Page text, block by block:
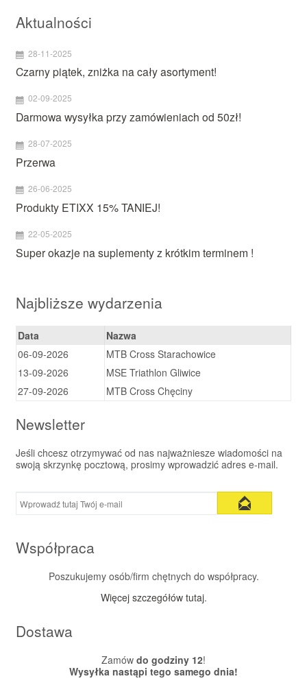
Aktualności
28-11-2025
Czarny piątek, zniżka na cały asortyment!
02-09-2025
Darmowa wysyłka przy zamówieniach od 50zł!
28-07-2025
Przerwa
26-06-2025
Produkty ETIXX 15% TANIEJ!
22-05-2025
Super okazje na suplementy z krótkim terminem !
Najbliższe wydarzenia
Data
Nazwa
06-09-2026
MTB Cross Starachowice
13-09-2026
MSE Triathlon Gliwice
27-09-2026
MTB Cross Chęciny
Newsletter
Jeśli chcesz otrzymywać od nas najważniesze wiadomości na
swoją skrzynkę pocztową, prosimy wprowadzić adres e-mail.
Współpraca
Poszukujemy osób/firm chętnych do współpracy.
Więcej szczegółów tutaj.
Dostawa
Zamów do godziny 12!
Wysyłka nastąpi tego samego dnia!